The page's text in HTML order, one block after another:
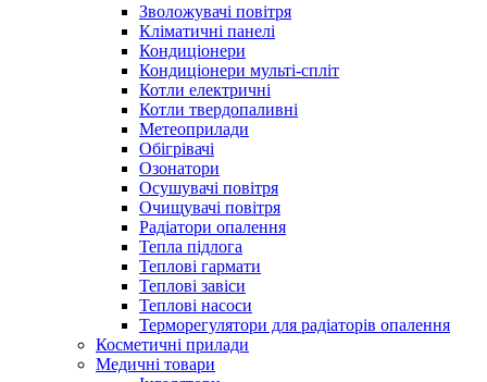
Зволожувачі повітря
Кліматичні панелі
Кондиціонери
Кондиціонери мульті-спліт
Котли електричні
Котли твердопаливні
Метеоприлади
Обігрівачі
Озонатори
Осушувачі повітря
Очищувачі повітря
Радіатори опалення
Тепла підлога
Теплові гармати
Теплові завіси
Теплові насоси
Терморегулятори для радіаторів опалення
Косметичні прилади
Медичні товари